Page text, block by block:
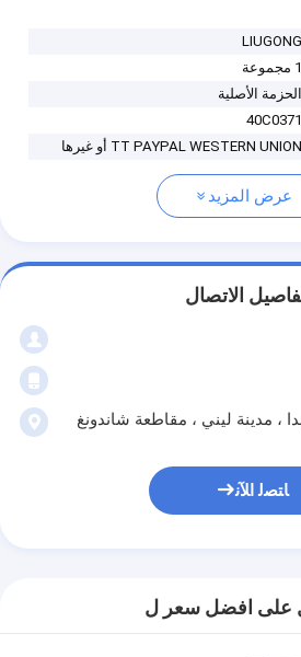
LIUGONG
1 مجموعة
الحزمة الأصلية
40C0371
TT PAYPAL WESTERN UNION أو غيرها
عرض المزيد
الاتصال
، مدينة ليني ، مقاطعة شاندونغ
ﺎﺘﺼﻟ ﺍﻶﻧ
على افضل سعر ل